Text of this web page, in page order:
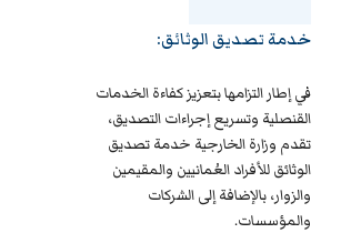
خدمة تصديق الوثائق:
في إطار التزامها بتعزيز كفاءة الخدمات
القنصلية وتسريع إجراءات التصديق،
تقدم وزارة الخارجية خدمة تصديق
الوثائق للأفراد العُمانيين والمقيمين
والزوار، بالإضافة إلى الشركات
والمؤسسات.